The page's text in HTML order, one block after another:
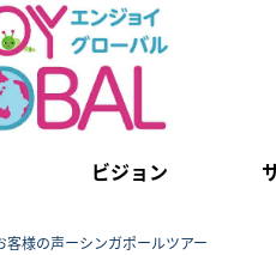
ビジョン
客様の声ーシンガポールツアー